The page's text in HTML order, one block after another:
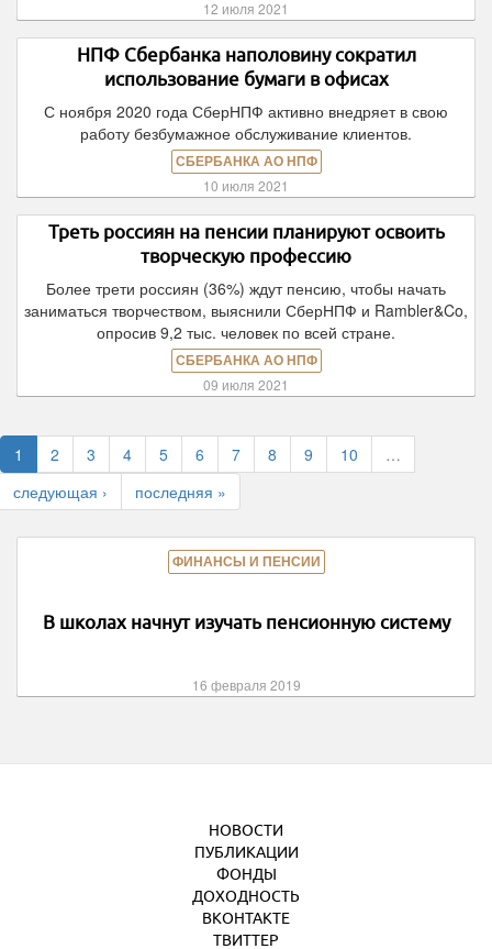
12 июля 2021
НПФ Сбербанка наполовину сократил
использование бумаги в офисах
С ноября 2020 года СберНПФ активно внедряет в свою
работу безбумажное обслуживание клиентов.
СБЕРБАНКА АО НПФ
10 июля 2021
Треть россиян на пенсии планируют освоить
творческую профессию
Более трети россиян (36%) ждут пенсию, чтобы начать
заниматься творчеством, выяснили СберНПФ и Rambler&Co,
опросив 9,2 тыс. человек по всей стране.
СБЕРБАНКА АО НПФ
09 июля 2021
1 2 3 4 5 6 7 8 9 10
…
следующая ›
последняя »
ФИНАНСЫ И ПЕНСИИ
В школах начнут изучать пенсионную систему
16 февраля 2019
НОВОСТИ
ПУБЛИКАЦИИ
ФОНДЫ
ДОХОДНОСТЬ
ВКОНТАКТЕ
ТВИТТЕР